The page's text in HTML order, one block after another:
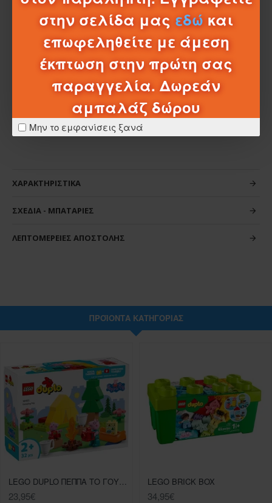
στην σελίδα μας εδώ και
επωφεληθείτε με άμεση
έκπτωση στην πρώτη σας
παραγγελία. Δωρεάν
αμπαλάζ δώρου
Μην το εμφανίσεις ξανά
δραστηριότητες κοινωνικο-συναισθηματικής μάθησης για
τα νήπια καθώς εξερευνούν τα διαφορετικά
συναισθήματα που μπορούν να νιώθουν τα νήπια στα
Αριθμός τεμαχίων: 22 κομμάτια
Ηλικία από 1,5 ετών
ΧΑΡΑΚΤΗΡΙΣΤΙΚΆ
ΣΧΈΔΙΑ - ΜΠΑΤΑΡΊΕΣ
ΛΕΠΤΟΜΈΡΕΙΕΣ ΑΠΟΣΤΟΛΉΣ
ΠΡΟΪΌΝΤΑ ΚΑΤΗΓΟΡΊΑΣ
LEGO DUPLO ΠΕΠΠΑ ΤΟ ΓΟΥΡΟΥΝΑΚΙ - ΤΑΞΙΔΙ ΓΙΑ ΚΑΜΠΙΝΓΚ (10452)
23,95€
LEGO BRICK BOX
34,95€